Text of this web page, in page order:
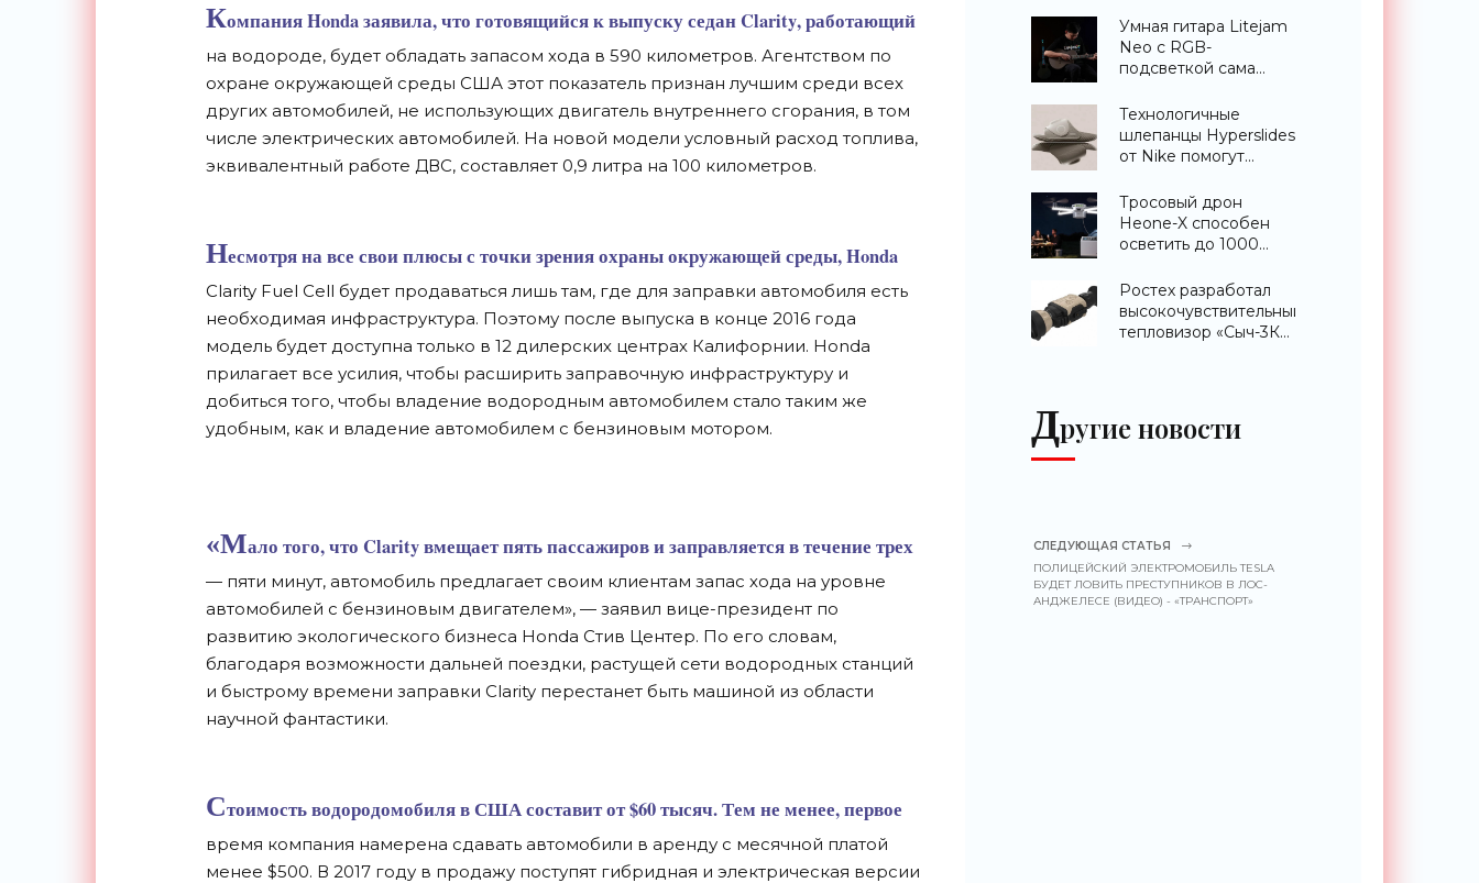
Компания Honda заявила, что готовящийся к выпуску седанClarity, работающий
на водороде, будет обладать запасом хода в 590 километров. Агентством по
охране окружающей среды США этот показатель признан лучшим среди всех
других автомобилей, не использующих двигатель внутреннего сгорания, в том
числе электрических автомобилей. На новой модели условный расход топлива,
эквивалентный работе ДВС, составляет 0,9 литра на 100 километров.
Несмотря на все свои плюсы с точки зрения охраны окружающей среды, Honda
Clarity Fuel Cell будет продаваться лишь там, где для заправки автомобиля есть
необходимая инфраструктура. Поэтому после выпуска в конце 2016 года
модель будет доступна только в 12 дилерских центрах Калифорнии. Honda
прилагает все усилия, чтобы расширить заправочную инфраструктуру и
добиться того, чтобы владение водородным автомобилем стало таким же
удобным, как и владение автомобилем с бензиновым мотором.
«Мало того, что Clarity вмещает пять пассажиров и заправляется в течение трех
— пяти минут, автомобиль предлагает своим клиентам запас хода на уровне
автомобилей с бензиновым двигателем», — заявил вице-президент по
развитию экологического бизнеса Honda Стив Центер. По его словам,
благодаря возможности дальней поездки, растущей сети водородных станций
и быстрому времени заправки Clarity перестанет быть машиной из области
научной фантастики.
Стоимость водородомобиля в СШАсоставит от $60 тысяч. Тем не менее, первое
время компания намерена сдавать автомобили в аренду с месячной платой
менее $500. В 2017 году в продажу поступят гибридная и электрическая версии
Умная гитара Litejam
Neo с RGB-
подсветкой сама
«Гаджеты»
Технологичные
шлепанцы Hyperslides
от Nike помогут
ноги после
тренировки -
«Гаджеты»
Тросовый дрон
Heone-X способен
осветить до 1000
земли -
«Беспилотники»
Ростех разработал
высокочувствительный
тепловизор «Сыч-3К»
Другие новости
СЛЕДУЮЩАЯ СТАТЬЯ
ПОЛИЦЕЙСКИЙ ЭЛЕКТРОМОБИЛЬ TESLA
БУДЕТ ЛОВИТЬ ПРЕСТУПНИКОВ В ЛОС-
АНДЖЕЛЕСЕ (ВИДЕО) - «ТРАНСПОРТ»